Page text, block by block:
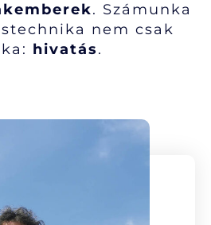
. Számunka
nem csak
hivatás.